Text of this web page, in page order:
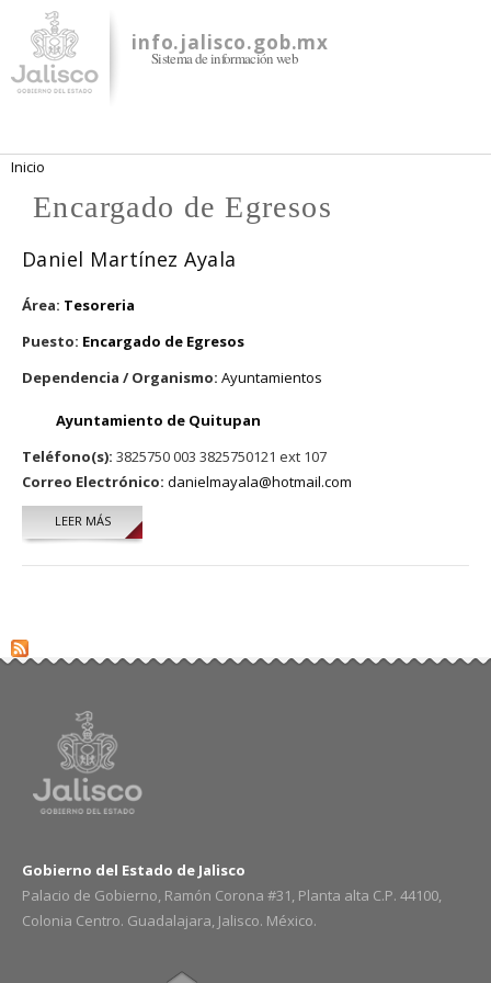
contenido
principal
info.jalisco.gob.mx
Sistema de información web
Se encuentra usted aquí
Inicio
Encargado de Egresos
Daniel Martínez Ayala
Área: Tesoreria
Puesto: Encargado de Egresos
Dependencia / Organismo: Ayuntamientos
Ayuntamiento de Quitupan
Teléfono(s): 3825750 003 3825750121 ext 107
Correo Electrónico: danielmayala@hotmail.com
LEER MÁSSOBRE DANIEL MARTÍNEZ AYALA
Gobierno del Estado de Jalisco
Palacio de Gobierno, Ramón Corona #31, Planta alta C.P. 44100,
Colonia Centro. Guadalajara, Jalisco. México.